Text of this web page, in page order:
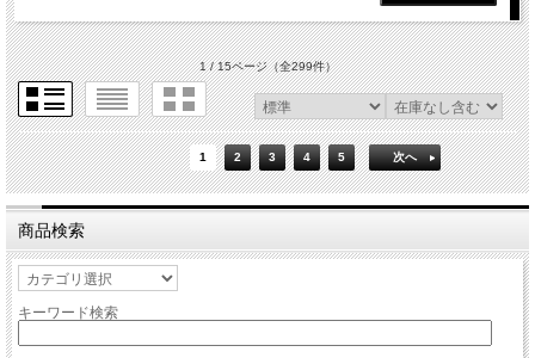
1 / 15ページ（全299件）
1 2 3 4 5 次へ
商品検索
キーワード検索